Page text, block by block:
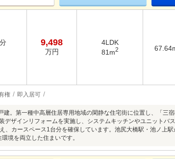
9,498
万円
4LDK
81m2
権 即入居可
。第一種中高層住居専用地域の閑静な住宅街に位置し、「三
ザインリフォームを実施し、システムキッチンやユニットバ
、カースペース1台分を確保しています。池尻大橋駅・池ノ上
境を両立した住まいです。